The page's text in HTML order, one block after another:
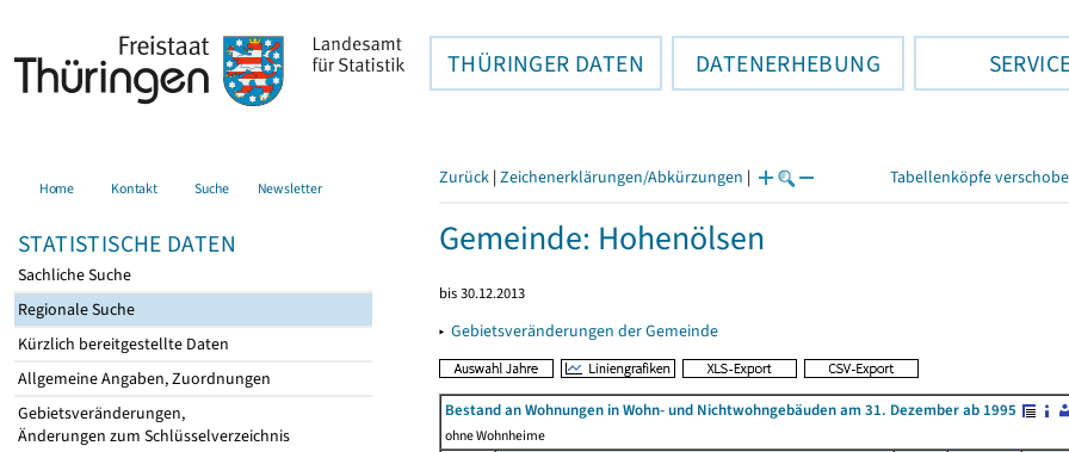
THÜRINGER DATEN DATENERHEBUNG
Home Kontakt Suche Newsletter
STATISTISCHE DATEN
Sachliche Suche
Regionale Suche
Kürzlich bereitgestellte Daten
Allgemeine Angaben, Zuordnungen
Gebietsveränderungen,
Änderungen zum Schlüsselverzeichnis
Zurück | Zeichenerklärungen/Abkürzungen | Tabellenköpfe
Gemeinde: Hohenölsen
bis 30.12.2013
▸ Gebietsveränderungen der Gemeinde
Bestand an Wohnungen in Wohn- und Nichtwohngebäuden am 31. Dezember ab 1995
ohne Wohnheime